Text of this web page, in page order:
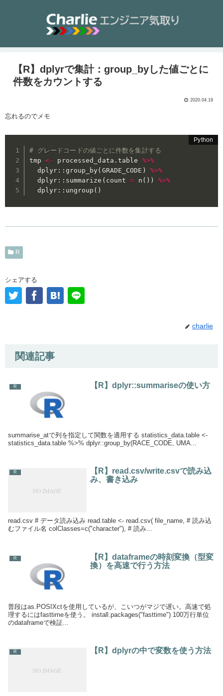
【R】dplyrで集計：group_byした値ごとに
件数をカウントする
2020.04.19
忘れるのでメモ
# グレードコードの値ごとに件数を集計する
tmp <- processed_data . table %>%
  dplyr
: : group_by( GRADE_CODE ) %>%
  dplyr
: : summarize ( count = n ( ) ) %>%
  dplyr
: : ungroup ( )
R
シェアする
charlie
関連記事
R 【R】dplyr::summariseの使い方
summarise_atで列を指定して関数を適用する statistics_data.table <-
statistics_data.table %>% dplyr::group_by(RACE_CODE, UMA...
R
【R】read.csv/write.csvで読み込
み、書き込み
read.csv # データ読み込み read.table <- read.csv( file_name, # 読み込
むファイル名 colClasses=c("character"), # 読み...
R
【R】dataframeの時刻変換（型変
換）を高速で行う方法
普段はas.POSIXctを使用しているが、こいつがマジで遅い。高速で処
理するにはfasttimeを使う。 install.packages("fasttime") 100万行単位
のdataframeで検証...
R 【R】dplyrの中で変数を使う方法